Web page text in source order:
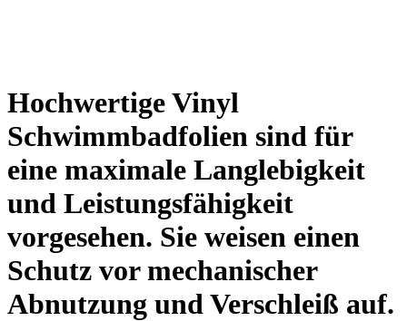
Hochwertige Vinyl
Schwimmbadfolien sind für
eine maximale Langlebigkeit
und Leistungsfähigkeit
vorgesehen. Sie weisen einen
Schutz vor mechanischer
Abnutzung und Verschleiß auf.